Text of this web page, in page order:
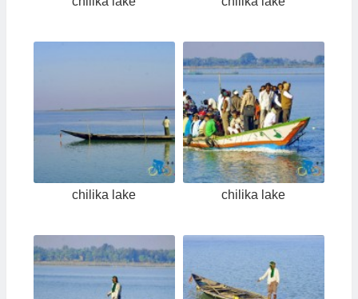
chilika lake chilika lake